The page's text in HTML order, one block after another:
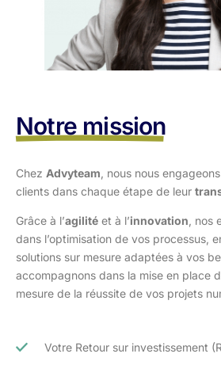
Notre mission
Chez Advyteam , nous nous
clients dans chaque étape de leur
Grâce à l’agilité et à l’innovation ,
dans l’optimisation de vos processus,
solutions sur mesure adaptées à vos
accompagnons dans la mise en place
mesure de la réussite de vos projets
Votre Retour sur investissement